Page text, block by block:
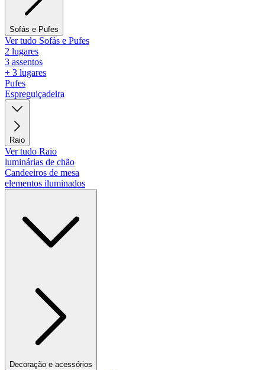
Sofás e Pufes
Ver tudo Sofás e Pufes
2 lugares
3 assentos
+ 3 lugares
Pufes
Espreguiçadeira
Raio
Ver tudo Raio
luminárias de chão
Candeeiros de mesa
elementos iluminados
Decoração e acessórios